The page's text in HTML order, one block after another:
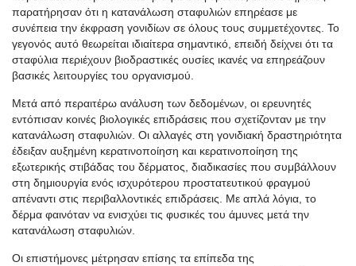
παρατήρησαν ότι η κατανάλωση σταφυλιών επηρέασε με
συνέπεια την έκφραση γονιδίων σε όλους τους συμμετέχοντες. Το
γεγονός αυτό θεωρείται ιδιαίτερα σημαντικό, επειδή δείχνει ότι τα
σταφύλια περιέχουν βιοδραστικές ουσίες ικανές να επηρεάζουν
βασικές λειτουργίες του οργανισμού.
Μετά από περαιτέρω ανάλυση των δεδομένων, οι ερευνητές
εντόπισαν κοινές βιολογικές επιδράσεις που σχετίζονταν με την
κατανάλωση σταφυλιών. Οι αλλαγές στη γονιδιακή δραστηριότητα
έδειξαν αυξημένη κερατινοποίηση και κερατινοποίηση της
εξωτερικής στιβάδας του δέρματος, διαδικασίες που συμβάλλουν
στη δημιουργία ενός ισχυρότερου προστατευτικού φραγμού
απέναντι στις περιβαλλοντικές επιδράσεις. Με απλά λόγια, το
δέρμα φαινόταν να ενισχύει τις φυσικές του άμυνες μετά την
κατανάλωση σταφυλιών.
Οι επιστήμονες μέτρησαν επίσης τα επίπεδα της